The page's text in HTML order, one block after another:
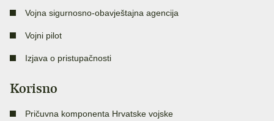
Vojna sigurnosno-obavještajna agencija
Vojni pilot
Izjava o pristupačnosti
Korisno
Pričuvna komponenta Hrvatske vojske